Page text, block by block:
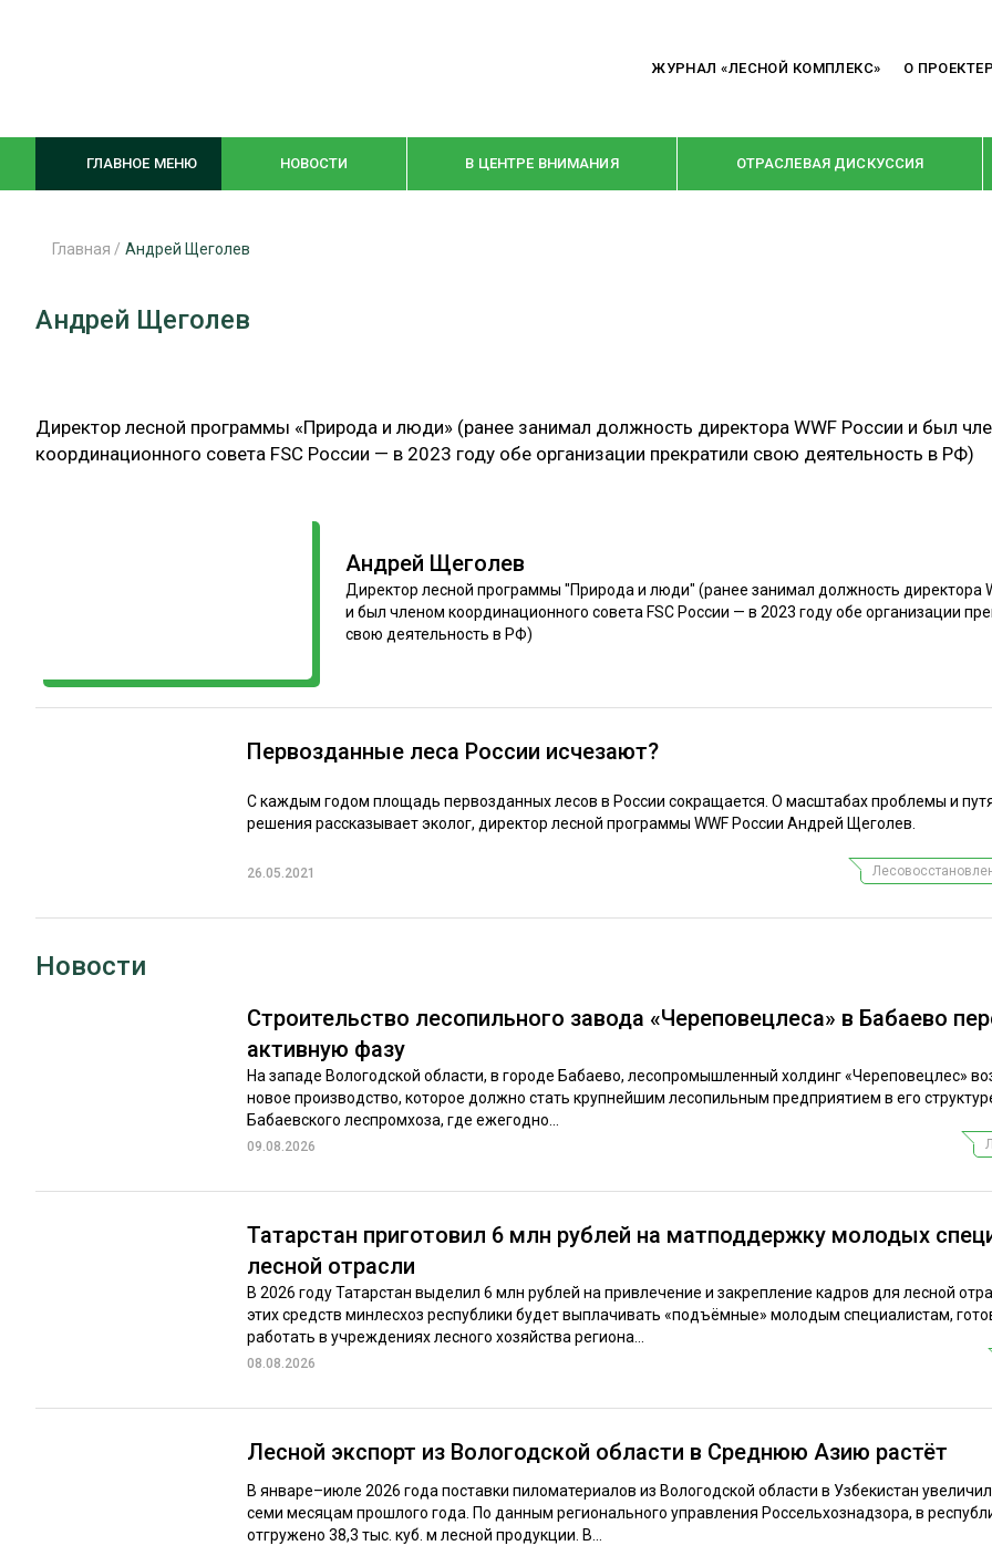
ЖУРНАЛ «ЛЕСНОЙ КОМПЛЕКС» О ПРОЕКТЕ
ГЛАВНОЕ МЕНЮ НОВОСТИ В ЦЕНТРЕ ВНИМАНИЯ ОТРАСЛЕВАЯ ДИСКУССИЯ
ЛЕСНОЕ ХОЗЯЙСТВО
ЦИФРОВАЯ СРЕДА
БИОЭНЕРГЕТИКА
ПРОИЗВОДСТВО ДРЕВЕСНЫХ ПЛИТ
БЕЗОПАСНОЕ ПРОИЗВОДСТВО
СОРТИРОВКА ДРЕВЕСИНЫ
В ЦЕНТРЕ ВНИМАНИЯ
ПРЕДПРИЯТИЯ ЛПК
ОТРАСЛЕВАЯ ДИСКУССИЯ
Главная / Андрей Щеголев
Андрей Щеголев
Директор лесной программы «Природа и люди» (ранее занимал должность директора WWF России и был
координационного совета FSC России — в 2023 году обе организации прекратили свою деятельность в РФ)
Андрей Щеголев
Директор лесной программы "Природа и люди" (ранее занимал должность директора
и был членом координационного совета FSC России — в 2023 году обе организации
свою деятельность в РФ)
Первозданные леса России исчезают?
С каждым годом площадь первозданных лесов в России сокращается. О масштабах проблемы и
решения рассказывает эколог, директор лесной программы WWF России Андрей Щеголев.
26.05.2021
Новости
Строительство лесопильного завода «Череповецлеса» в Бабаево
активную фазу
На западе Вологодской области, в городе Бабаево, лесопромышленный холдинг «Череповецлес»
новое производство, которое должно стать крупнейшим лесопильным предприятием в его
Бабаевского леспромхоза, где ежегодно...
09.08.2026
Татарстан приготовил 6 млн рублей на матподдержку молодых
лесной отрасли
В 2026 году Татарстан выделил 6 млн рублей на привлечение и закрепление кадров для лесной
этих средств минлесхоз республики будет выплачивать «подъёмные» молодым специалистам,
работать в учреждениях лесного хозяйства региона...
08.08.2026
Лесной экспорт из Вологодской области в Среднюю Азию растёт
В январе–июле 2026 года поставки пиломатериалов из Вологодской области в Узбекистан
семи месяцам прошлого года. По данным регионального управления Россельхознадзора, в
отгружено 38,3 тыс. куб. м лесной продукции. В...